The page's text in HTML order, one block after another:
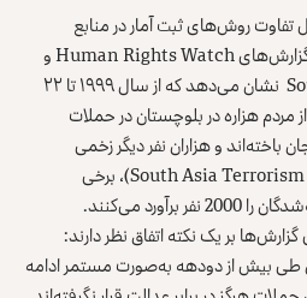
تفاوت روش‌های ثبت آمار در منابع
مختلف دشوار است. بااین‌حال، گزارش‌های Human Rights Watch و
South Asia Terrorism Portal نشان می‌دهد که از سال ۱۹۹۹ تا ۲۲
نفر از مردم هزاره در بلوچستان در حملات
و هزاران نفر دیگر زخمی
شده‌اند. به نقل از نهاد (South Asia Terrorism Portal)، برخی
را2000نفر برآورد می‌کنند.
بر یک نکته اتفاق نظر دارند:
طی بیش از دودهه به‌صورت مستمر ادامه